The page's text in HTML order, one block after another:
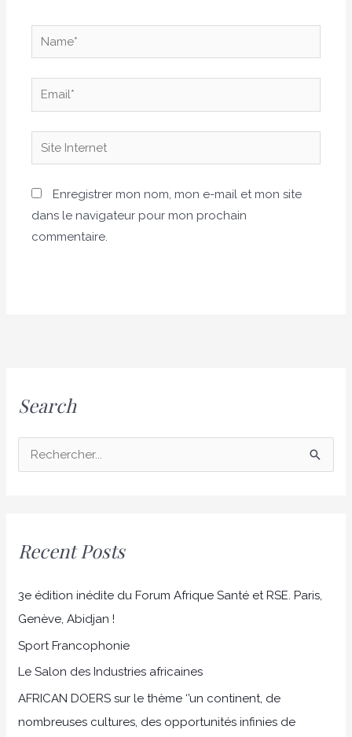
Name*
Email*
Site
Internet
Enregistrer mon nom, mon e-mail et mon site
dans le navigateur pour mon prochain
commentaire.
Search
e
c
h
e
r
:
Recent Posts
3e édition inédite du Forum Afrique Santé et RSE. Paris,
Genève, Abidjan !
Sport Francophonie
Le Salon des Industries africaines
AFRICAN DOERS sur le thème ‘’un continent, de
nombreuses cultures, des opportunités infinies de